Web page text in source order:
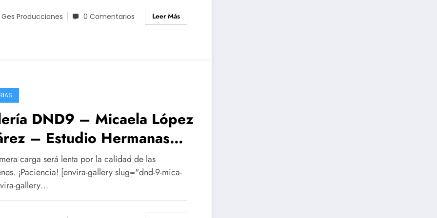
Ges Producciones 0 Comentarios Leer Más
DND9 – Micaela López
– Estudio Hermanas
carga será lenta por la calidad de las
¡Paciencia! [envira-gallery slug="dnd-9-mica-
gallery…